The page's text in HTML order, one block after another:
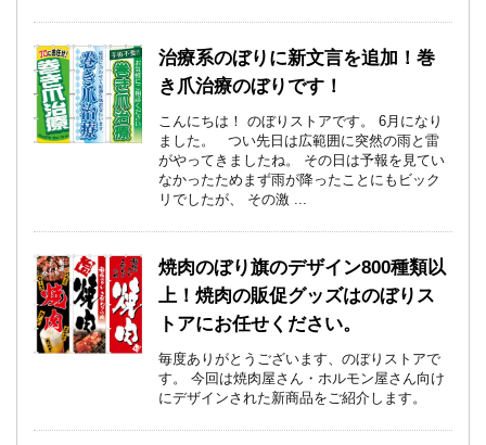
治療系のぼりに新文言を追加！巻
き爪治療のぼりです！
こんにちは！ のぼりストアです。 6月になり
ました。 つい先日は広範囲に突然の雨と雷
がやってきましたね。 その日は予報を見てい
なかったためまず雨が降ったことにもビック
リでしたが、 その激 ...
焼肉のぼり旗のデザイン800種類以
上！焼肉の販促グッズはのぼりス
トアにお任せください。
毎度ありがとうございます、のぼりストアで
す。 今回は焼肉屋さん・ホルモン屋さん向け
にデザインされた新商品をご紹介します。